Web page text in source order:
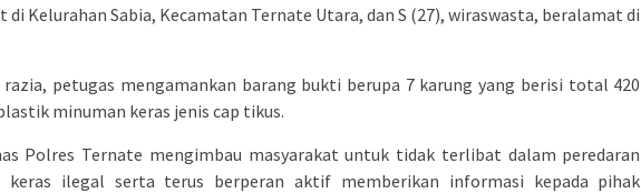
di Kelurahan Sabia, Kecamatan Ternate Utara, dan S (27), wiraswasta, beralamat di
razia, petugas mengamankan barang bukti berupa 7 karung yang berisi total 420
minuman keras jenis cap tikus.
Polres Ternate mengimbau masyarakat untuk tidak terlibat dalam peredaran
keras ilegal serta terus berperan aktif memberikan informasi kepada pihak